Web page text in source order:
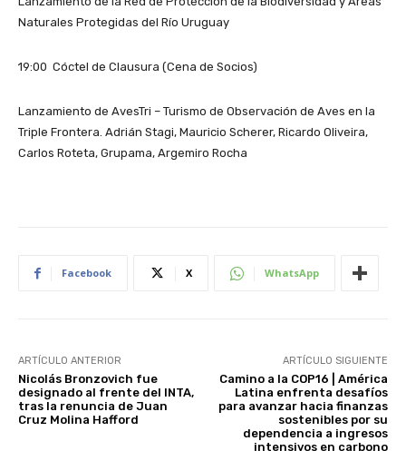
Naturales Protegidas del Río Uruguay
19:00 Cóctel de Clausura (Cena de Socios)
Lanzamiento de AvesTri – Turismo de Observación de Aves en la
Triple Frontera. Adrián Stagi, Mauricio Scherer, Ricardo Oliveira,
Carlos Roteta, Grupama, Argemiro Rocha
Facebook X WhatsApp
ARTÍCULO ANTERIOR
Nicolás Bronzovich fue
designado al frente del INTA,
tras la renuncia de Juan
Cruz Molina Hafford
ARTÍCULO SIGUIENTE
Camino a la COP16 | América
Latina enfrenta desafíos
para avanzar hacia finanzas
sostenibles por su
dependencia a ingresos
intensivos en carbono